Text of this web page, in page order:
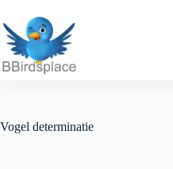
Vogel determinatie